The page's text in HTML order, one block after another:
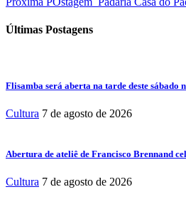
Últimas Postagens
Flisamba será aberta na tarde deste sábado
Cultura 7 de agosto de 2026
Abertura de ateliê de Francisco Brennand
Cultura 7 de agosto de 2026